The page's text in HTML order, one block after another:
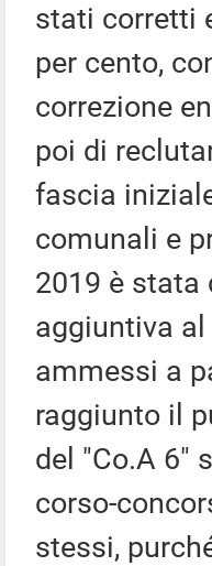
stati corretti
per cento,
correzione
poi di
fascia
comunali e
2019 è stata
aggiuntiva
ammessi a
raggiunto il
del "Co.A 6"
corso-
stessi,